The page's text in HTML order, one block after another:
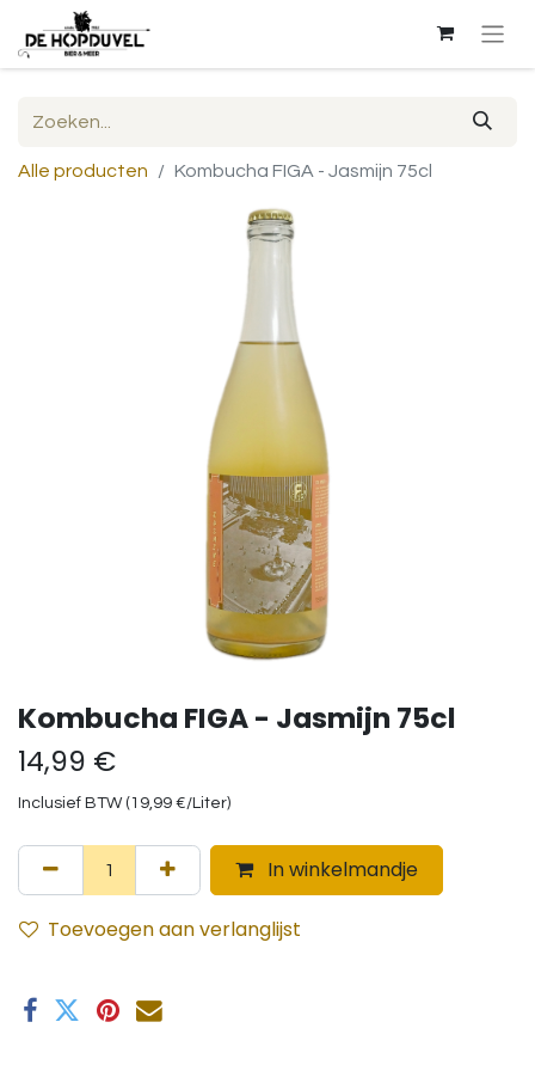
Alle producten Kombucha FIGA - Jasmijn 75cl
Kombucha FIGA - Jasmijn 75cl
14,99 €
Inclusief BTW ( 19,99 €/Liter)
In winkelmandje
Toevoegen aan verlanglijst